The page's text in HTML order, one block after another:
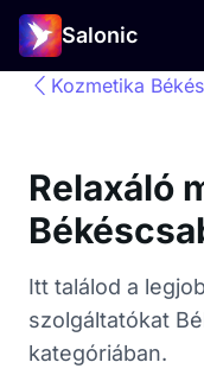
Salonic
Kozmetika
Relaxáló
Itt találod a
szolgáltatókat
kategóriában.